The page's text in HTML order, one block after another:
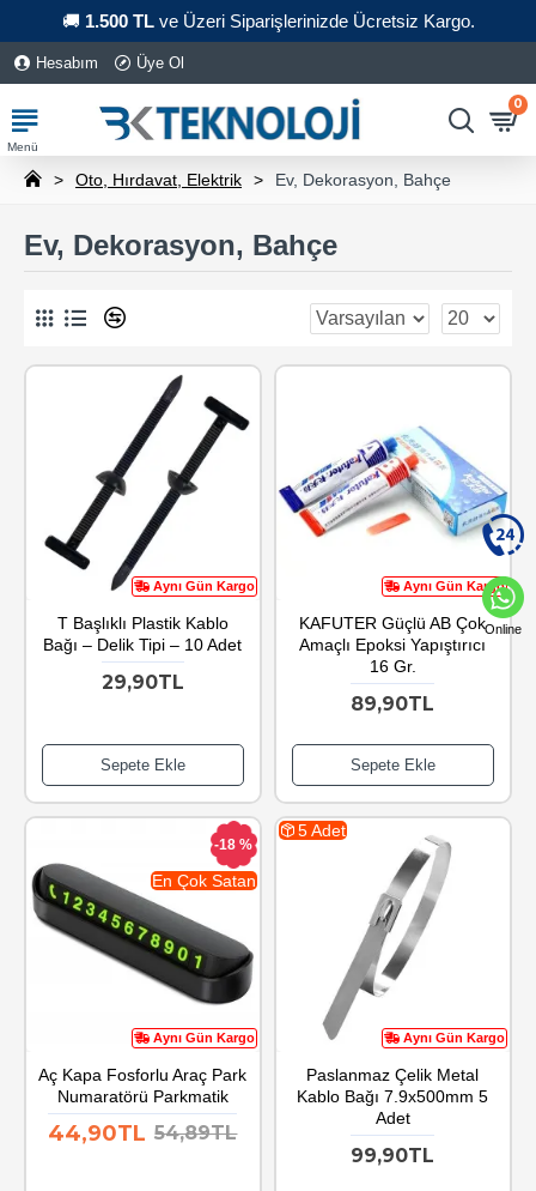
🚚 1.500 TLve Üzeri Siparişlerinizde Ücretsiz Kargo.
Hesabım Üye Ol
0
Oto, Hırdavat, Elektrik Ev, Dekorasyon, Bahçe
Ev, Dekorasyon, Bahçe
Aynı Gün Kargo
T Başlıklı Plastik Kablo
Bağı – Delik Tipi – 10 Adet
29,90TL
Sepete Ekle
Aynı Gün Kargo
KAFUTER Güçlü AB Çok
Amaçlı Epoksi Yapıştırıcı
16 Gr.
89,90TL
Sepete Ekle
Aynı Gün Kargo
En Çok Satan
-18 %
Aç Kapa Fosforlu Araç Park
Numaratörü Parkmatik
44,90TL 54,89TL
Aynı Gün Kargo
5 Adet
Paslanmaz Çelik Metal
Kablo Bağı 7.9x500mm 5
Adet
99,90TL
Online